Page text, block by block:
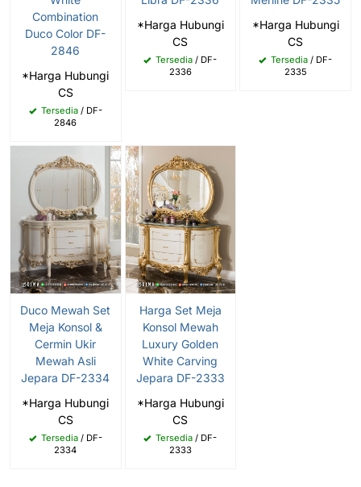
Combination
Duco Color DF-
2846
*Harga Hubungi
CS
Tersedia/ DF-
2846
*Harga Hubungi
CS
Tersedia / DF-
2336
*Harga Hubungi
CS
Tersedia / DF-
2335
Duco Mewah Set
Meja Konsol &
Cermin Ukir
Mewah Asli
Jepara DF-2334
*Harga Hubungi
CS
Tersedia/ DF-
2334
Harga Set Meja
Konsol Mewah
Luxury Golden
White Carving
Jepara DF-2333
*Harga Hubungi
CS
Tersedia / DF-
2333